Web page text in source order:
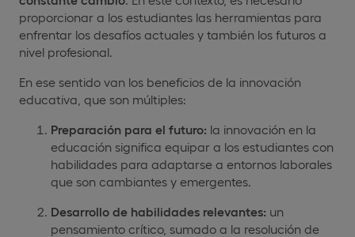
proporcionar a los estudiantes las herramientas para
enfrentar los desafíos actuales y también los futuros a
nivel profesional.
En ese sentido van los beneficios de la innovación
educativa, que son múltiples:
Preparación para el futuro: la innovación en la
educación significa equipar a los estudiantes con
habilidades para adaptarse a entornos laborales
que son cambiantes y emergentes.
Desarrollo de habilidades relevantes: un
pensamiento crítico, sumado a la resolución de